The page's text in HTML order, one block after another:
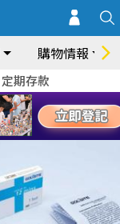
購物情報
定期存款